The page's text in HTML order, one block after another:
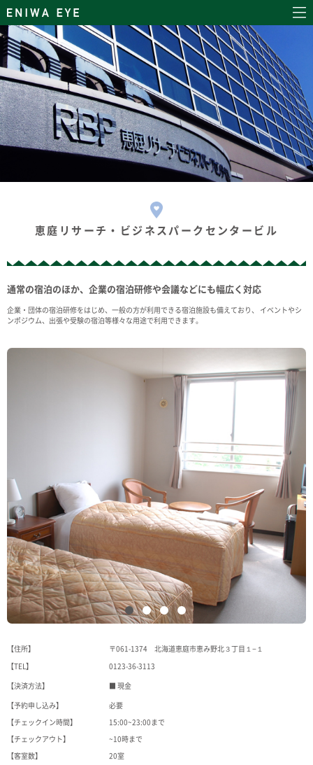
恵庭リサーチ・ビジネスパークセンタービル
通常の宿泊のほか、企業の宿泊研修や会議などにも幅広く対応
企業・団体の宿泊研修をはじめ、一般の方が利用できる宿泊施設も備えており、 イベントやシ
ンポジウム、出張や受験の宿泊等様々な用途で利用できます。
【住所】
〒061-1374 北海道恵庭市恵み野北３丁目１−１
【TEL】
0123-36-3113
【決済方法】
■ 現金
【予約申し込み】
必要
【チェックイン時間】
15:00~23:00まで
【チェックアウト】
~10時まで
【客室数】
20室